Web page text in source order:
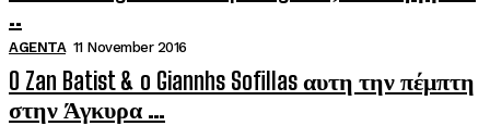
..
AGENTA 11 November 2016
O Zan Batist & o Giannhs Sofillas αυτη την πέμπτη
στην Άγκυρα …